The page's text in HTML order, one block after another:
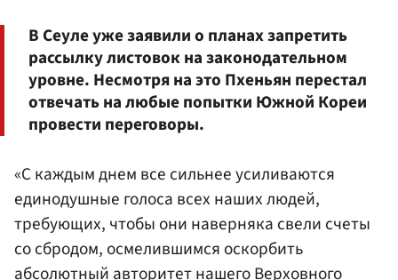
В Сеуле уже заявили о планах запретить
рассылку листовок на законодательном
уровне. Несмотря на это Пхеньян перестал
отвечать на любые попытки Южной Кореи
провести переговоры.
«С каждым днем все сильнее усиливаются
единодушные голоса всех наших людей,
требующих, чтобы они наверняка свели счеты
со сбродом, осмелившимся оскорбить
абсолютный авторитет нашего Верховного